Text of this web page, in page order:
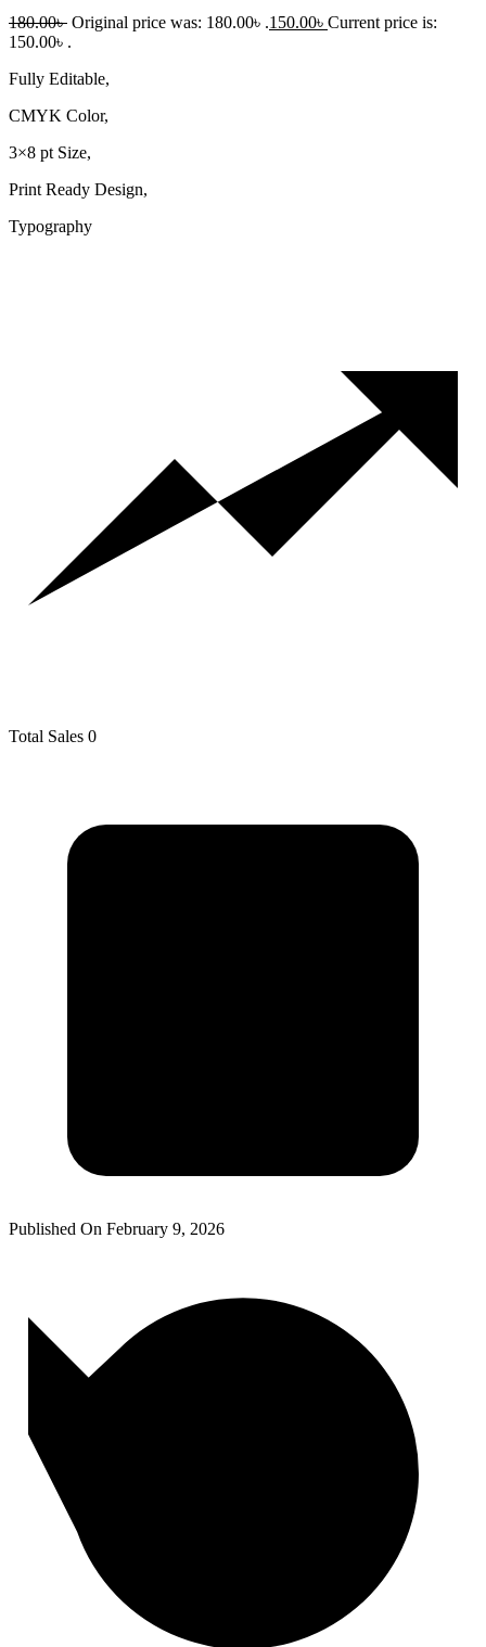
180.00৳ Original price was: 180.00৳ .150.00৳ Current price is:
150.00৳ .
Fully Editable,
CMYK Color,
3×8 pt Size,
Print Ready Design,
Typography
Total Sales 0
Published On February 9, 2026